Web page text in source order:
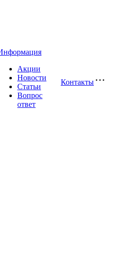
Акции
Новости
Статьи
Вопрос
ответ
Контакты